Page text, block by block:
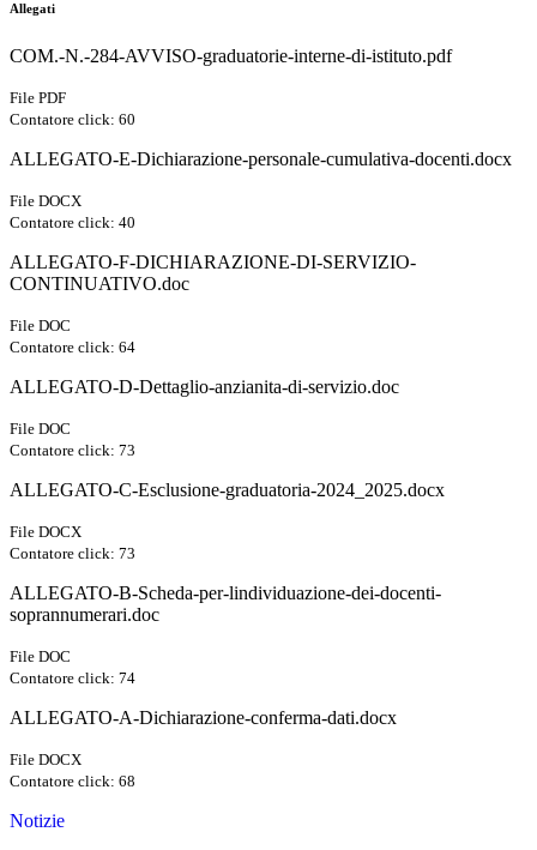
Allegati
COM.-N.-284-AVVISO-graduatorie-interne-di-istituto.pdf
File PDF
Contatore click: 60
ALLEGATO-E-Dichiarazione-personale-cumulativa-docenti.docx
File DOCX
Contatore click: 40
ALLEGATO-F-DICHIARAZIONE-DI-SERVIZIO-
CONTINUATIVO.doc
File DOC
Contatore click: 64
ALLEGATO-D-Dettaglio-anzianita-di-servizio.doc
File DOC
Contatore click: 73
ALLEGATO-C-Esclusione-graduatoria-2024_2025.docx
File DOCX
Contatore click: 73
ALLEGATO-B-Scheda-per-lindividuazione-dei-docenti-
soprannumerari.doc
File DOC
Contatore click: 74
ALLEGATO-A-Dichiarazione-conferma-dati.docx
File DOCX
Contatore click: 68
Notizie